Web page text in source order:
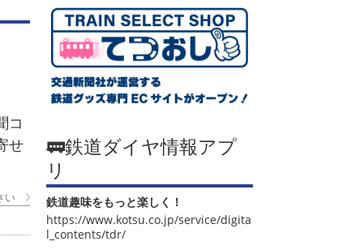
コ
せ
い
🚃鉄道ダイヤ情報アプ
リ
鉄道趣味をもっと楽しく！
https://www.kotsu.co.jp/service/digita
l_contents/tdr/